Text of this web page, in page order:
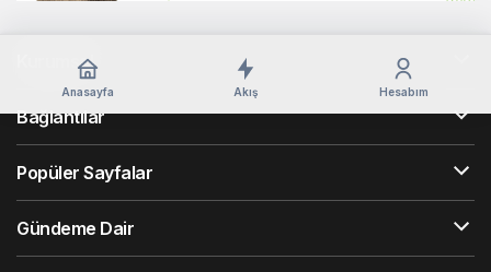
Anasayfa Akış Hesabım
Kurumsal
Bağlantılar
Popüler Sayfalar
Gündeme Dair